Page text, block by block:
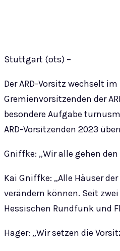
Stuttgart (ots) –
Der ARD-Vorsitz wechselt
Gremienvorsitzenden der
besondere Aufgabe
ARD-Vorsitzenden 2023
Gniffke: „Wir alle gehen
Kai Gniffke: „Alle Häuser
verändern können. Seit
Hessischen Rundfunk und
Hager: „Wir setzen die